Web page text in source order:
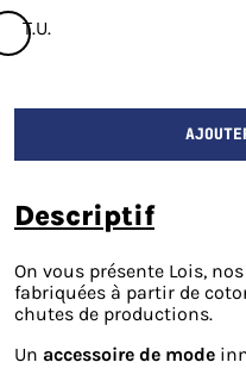
T.U.
descriptif
On vous présente Lois,
fabriquées à partir de
chutes de productions.
Un accessoire de mode